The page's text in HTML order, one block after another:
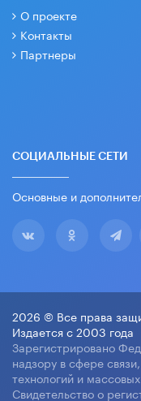
О проекте
Контакты
Партнеры
СОЦИАЛЬНЫЕ СЕТИ
Основные и
2026 © Все права
Издается с 2003 года
Зарегистрировано
надзору в сфере
технологий и
Свидетельство о